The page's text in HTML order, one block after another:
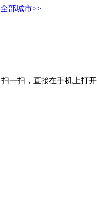
全部城市>>
扫一扫，直接在手机上打开